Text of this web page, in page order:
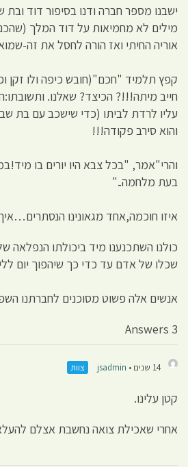
ישבנו מספר חברה ודנו בסיפור דוד
מילים לא מחמיאות על דוד המלך
אוריה החיתי ואז הורה לחסל את זה-
קפץ תלמיד "חכם"(חובש כיפה ולו זקן
חייב מיתה!!!? הכיצד? שאלנו.
עליו לרדת לביתו (כדי שישכב עם בת
והוא סירב פקודה!!!
והרי"אמר, "בכל צבא היו יורים בו
בעת מלחמה.."
איזו חוכמה,אחד מגאונינו
כולנו השתכנענו מיד ביכולתו הנפלאה
שכלו של אדם עד כדי כך שיהפוך יום
אנשים אלה פשוט מסוכנים לחברתנו
3 Answers
14 שנים • jsadmin צוות
קטן עלינו.
אחרי שאכילת צואה נחשבת אצלם